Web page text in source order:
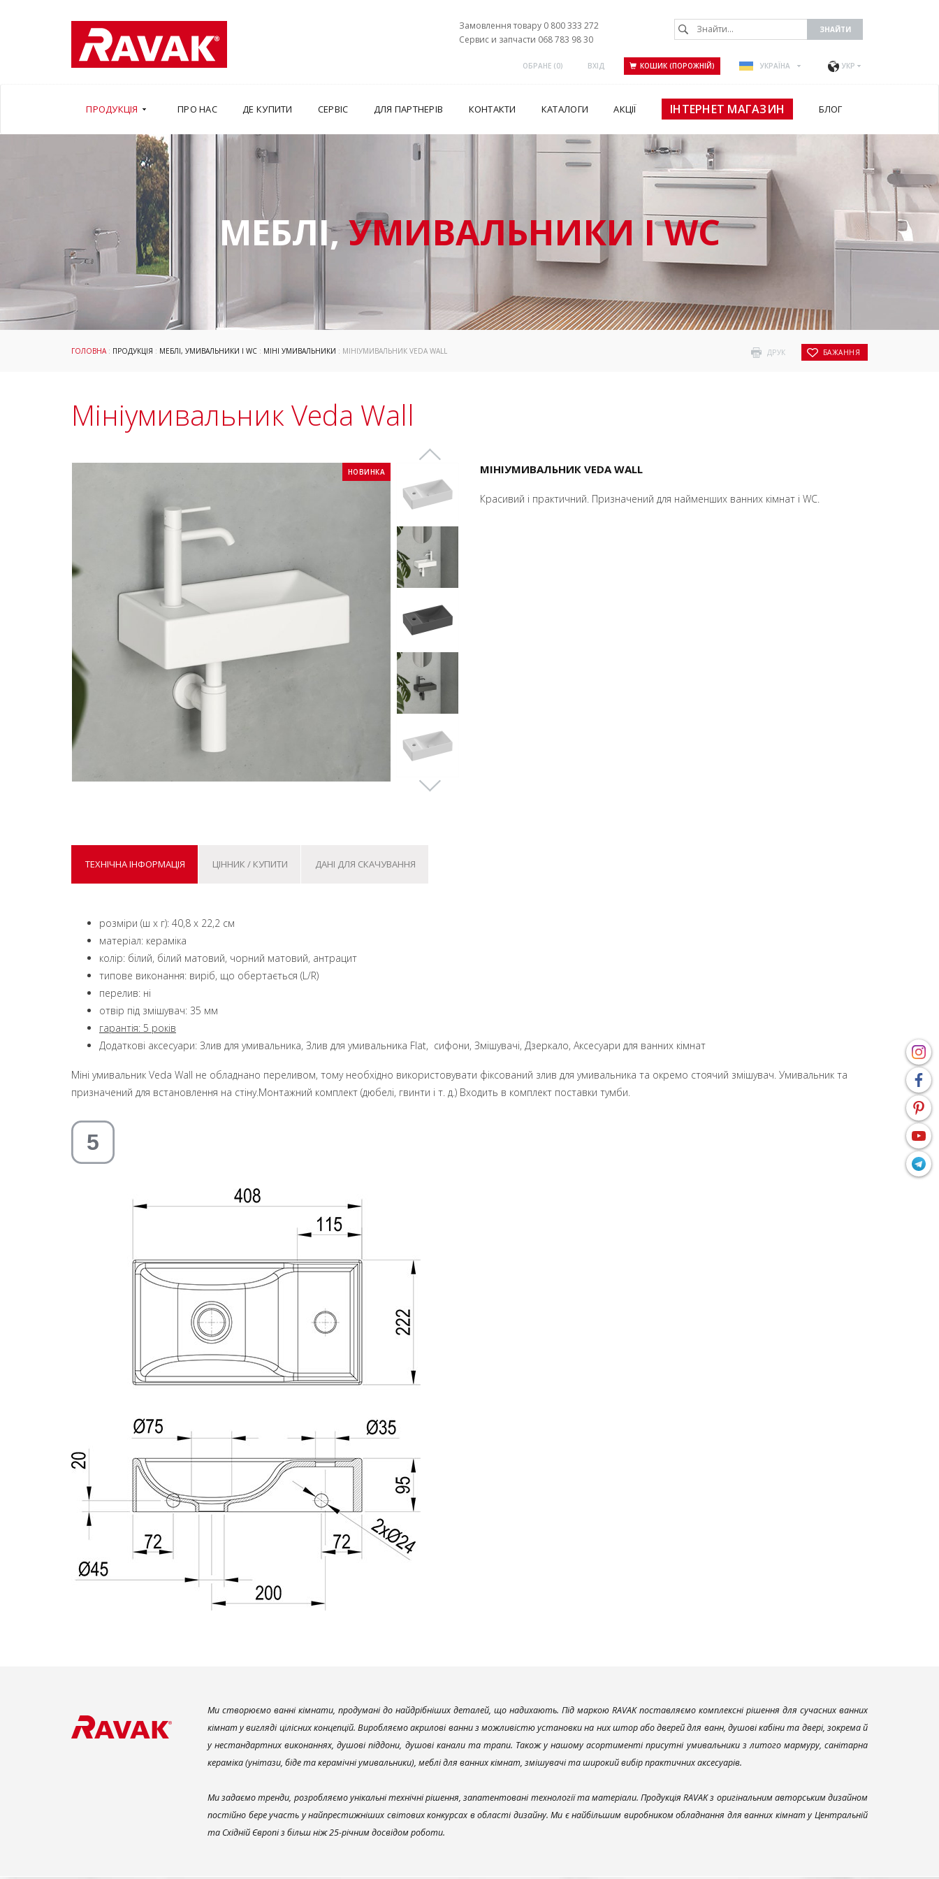
Замовлення товару 0 800 333 272
Сервис и запчасти 068 783 98 30
ОБРАНЕ (0) ВХІД КОШИК (ПОРОЖНІЙ) УКРАЇНА УКР
ПРОДУКЦІЯ ПРО НАС ДЕ КУПИТИ СЕРВІС ДЛЯ ПАРТНЕРІВ КОНТАКТИ КАТАЛОГИ АКЦІЇ ІНТЕРНЕТ МАГАЗИН БЛОГ
МЕБЛІ,УМИВАЛЬНИКИ І WC
ДРУК БАЖАННЯ
ГОЛОВНА: ПРОДУКЦІЯ : МЕБЛІ, УМИВАЛЬНИКИ І WC : МІНІ УМИВАЛЬНИКИ : МІНІУМИВАЛЬНИК VEDA WALL
Мініумивальник Veda Wall
НОВИНКА МІНІУМИВАЛЬНИК VEDA WALL
Красивий і практичний. Призначений для найменших ванних кімнат і WC.
ТЕХНІЧНА ІНФОРМАЦІЯ ЦІННИК / КУПИТИ ДАНІ ДЛЯ СКАЧУВАННЯ
розміри (ш x г): 40,8 x 22,2 см
матеріал: кераміка
колір: білий, білий матовий, чорний матовий, антрацит
типове виконання: виріб, що обертається (L/R)
перелив: ні
отвір під змішувач: 35 мм
гарантія: 5 років
Додаткові аксесуари: Злив для умивальника, Злив для умивальника Flat, сифони, Змішувачі, Дзеркало, Аксесуари для ванних кімнат
Міні умивальник Veda Wall не обладнано переливом, тому необхідно використовувати фіксований злив для умивальника та окремо стоячий змішувач. Умивальник та
призначений для встановлення на стіну.Монтажний комплект (дюбелі, гвинти і т. д.) Входить в комплект поставки тумби.
Ми створюємо ванні кімнати, продумані до найдрібніших деталей, що надихають. Під маркою RAVAK поставляємо комплексні рішення для сучасних ванних
кімнат у вигляді цілісних концепцій. Виробляємо акрилові ванни з можливістю установки на них штор або дверей для ванн, душові кабіни та двері, зокрема й
у нестандартних виконаннях, душові піддони, душові канали та трапи. Також у нашому асортименті присутні умивальники з литого мармуру, санітарна
кераміка (унітази, біде та керамічні умивальники), меблі для ванних кімнат, змішувачі та широкий вибір практичних аксесуарів.
Ми задаємо тренди, розробляємо унікальні технічні рішення, запатентовані технології та матеріали. Продукція RAVAK з оригінальним авторським дизайном
постійно бере участь у найпрестижніших світових конкурсах в області дизайну. Ми є найбільшим виробником обладнання для ванних кімнат у Центральній
та Східній Європі з більш ніж 25-річним досвідом роботи.